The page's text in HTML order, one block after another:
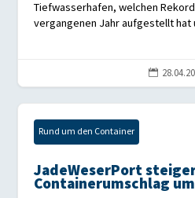
Tiefwasserhafen, welchen
vergangenen Jahr aufgestellt hat

Rund um den Container
JadeWeserPort
Containerumschlag